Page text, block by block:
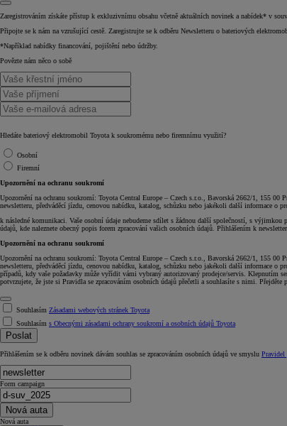
Od399 000 Kčs DPH
vč. zvýhodnění
a bonusu za výkup
Yaris Cross
HYBRID
Zaregistrováním získáte přístup k exkluzivnímu obsahu včetně aktuálních novinek a nabídek* v
Připojte se k nám na vzrušující cestě. Zaregistrujte se k odběru Newsletteru o bateriových
*Například nabídky financování, pojištění nebo údržby.
Povězte nám něco o sobě
Hledáte bateriový elektromobil Toyota k soukromému nebo firemnímu využití?
Osobní
Firemní
Upozornění na ochranu soukromí
Upozornění na ochranu soukromí: Toyota Central Europe – Czech s.r.o., Bavorská 2662/1, 155
newsletteru, předváděcí jízdu, cenovou nabídku, katalog, schůzku nebo jakékoli další informace o
k následné komunikaci. Vaše osobní údaje nebudeme sdílet s žádnou další společností, s
údajů, kde naleznete obecný popis forem zpracování vašich osobních údajů. Přihlášením k
Upozornění na ochranu soukromí
Upozornění na ochranu soukromí: Toyota Central Europe – Czech s.r.o., Bavorská 2662/1, 155
newsletteru, předváděcí jízdu, cenovou nabídku, katalog, schůzku nebo jakékoli další informace o
případů, kdy vaše požadavky může vyřídit vámi vybraný autorizovaný prodejce/servis. Klepnutím
potvrzujete, že jste si Pravidla se zpracováním osobních údajů přečetli a souhlasíte s nimi. Přejděte
Souhlasím Zásadami webových stránek Toyota
Souhlasím s Obecnými zásadami ochrany soukromí a osobních údajů Toyota
Poslat
Přihlášením se k odběru novinek dávám souhlas se zpracováním osobních údajů ve smyslu Pravidel
Form campaign
Nová auta
Nová auta